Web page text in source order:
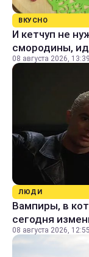
ВКУСНО
И кетчуп не
смородины,
08 августа 2026, 13:39
ЛЮДИ
Вампиры, в
сегодня
08 августа 2026, 12:55